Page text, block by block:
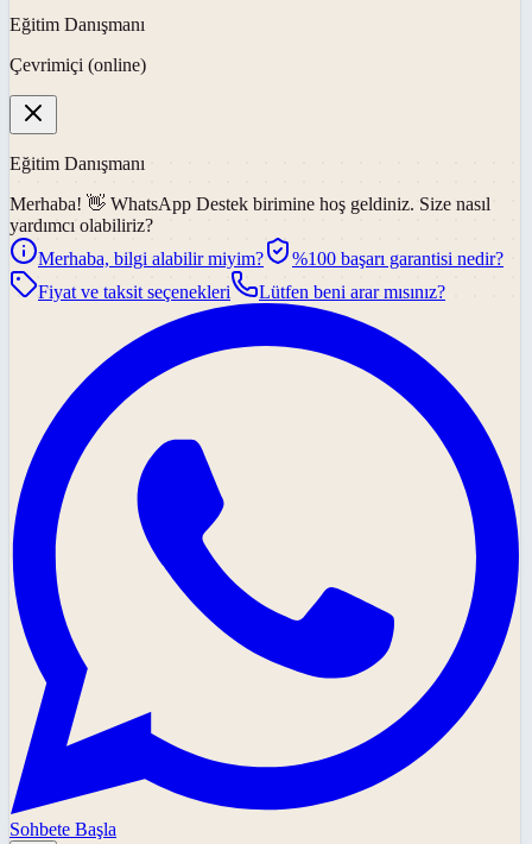
Eğitim Danışmanı
Çevrimiçi (online)
Eğitim Danışmanı
Merhaba! 👋 WhatsApp Destek birimine hoş geldiniz. Size nasıl
yardımcı olabiliriz?
Merhaba, bilgi alabilir miyim?
%100 başarı garantisi nedir?
Fiyat ve taksit seçenekleri
Lütfen beni arar mısınız?
Sohbete Başla